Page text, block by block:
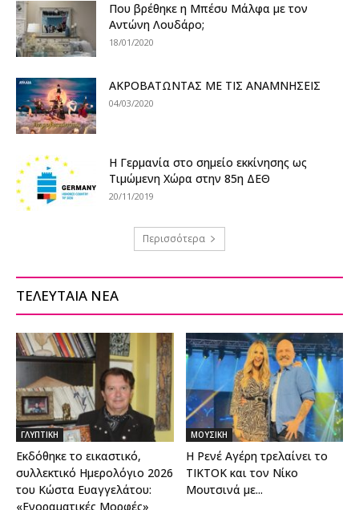
Που βρέθηκε η Μπέσυ Μάλφα με τον
Αντώνη Λουδάρο;
18/01/2020
ΑΚΡΟΒΑΤΩΝΤΑΣ ΜΕ ΤΙΣ ΑΝΑΜΝΗΣΕΙΣ
04/03/2020
Η Γερμανία στο σημείο εκκίνησης ως
Τιμώμενη Χώρα στην 85η ΔΕΘ
20/11/2019
Περισσότερα
ΤΕΛΕΥΤΑΙΑ ΝΕΑ
ΓΛΥΠΤΙΚΗ
Εκδόθηκε το εικαστικό,
συλλεκτικό Ημερολόγιο 2026
του Κώστα Ευαγγελάτου:
«Ενοραματικές Μορφές»
ΜΟΥΣΙΚΗ
Η Ρενέ Αγέρη τρελαίνει το
ΤΙΚΤΟΚ και τον Νίκο
Μουτσινά με...